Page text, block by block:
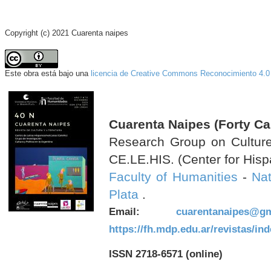
Copyright (c) 2021 Cuarenta naipes
Este obra está bajo una licencia de Creative Commons Reconocimiento
Cuarenta Naipes (Forty
Research Group on
CE.LE.HIS. (Center for
Faculty of Humanities -
Plata .
Email:
https://fh.mdp.edu.ar/revistas/
ISSN 2718-6571 (online)